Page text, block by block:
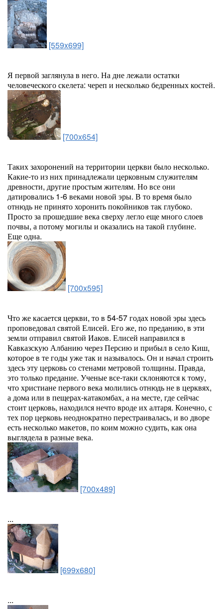
[559x699]
Я первой заглянула в него. На дне лежали остатки
человеческого скелета: череп и несколько бедренных костей.
[700x654]
Таких захоронений на территории церкви было несколько.
Какие-то из них принадлежали церковным служителям
древности, другие простым жителям. Но все они
датировались 1-6 веками новой эры. В то время было
отнюдь не принято хоронить покойников так глубоко.
Просто за прошедшие века сверху легло еще много слоев
почвы, а потому могилы и оказались на такой глубине.
Еще одна.
[700x595]
Что же касается церкви, то в 54-57 годах новой эры здесь
проповедовал святой Елисей. Его же, по преданию, в эти
земли отправил святой Иаков. Елисей направился в
Кавказскую Албанию через Персию и прибыл в село Киш,
которое в те годы уже так и называлось. Он и начал строить
здесь эту церковь со стенами метровой толщины. Правда,
это только предание. Ученые все-таки склоняются к тому,
что христиане первого века молились отнюдь не в церквях,
а дома или в пещерах-катакомбах, а на месте, где сейчас
стоит церковь, находился нечто вроде их алтаря. Конечно, с
тех пор церковь неоднократно перестраивалась, и во дворе
есть несколько макетов, по коим можно судить, как она
выглядела в разные века.
[700x489]
...
[699x680]
...